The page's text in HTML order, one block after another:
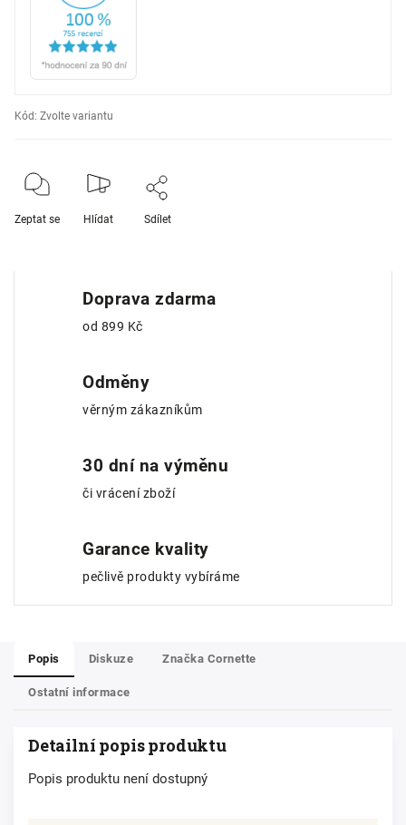
Kód: Zvolte variantu
Zeptat se Hlídat Sdílet
Doprava zdarma
od 899 Kč
Odměny
věrným zákazníkům
30 dní na výměnu
či vrácení zboží
Garance kvality
pečlivě produkty vybíráme
Popis Diskuze Značka Cornette
Ostatní informace
Detailní popis produktu
Popis produktu není dostupný